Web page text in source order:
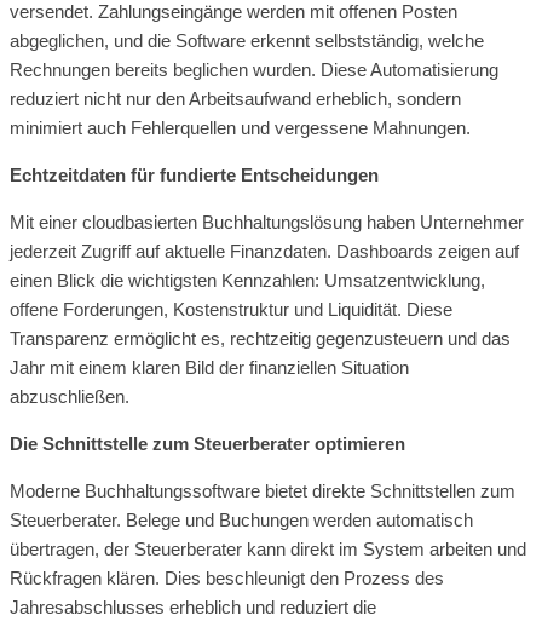
versendet. Zahlungseingänge werden mit offenen Posten
abgeglichen, und die Software erkennt selbstständig, welche
Rechnungen bereits beglichen wurden. Diese Automatisierung
reduziert nicht nur den Arbeitsaufwand erheblich, sondern
minimiert auch Fehlerquellen und vergessene Mahnungen.
Echtzeitdaten für fundierte Entscheidungen
Mit einer cloudbasierten Buchhaltungslösung haben Unternehmer
jederzeit Zugriff auf aktuelle Finanzdaten. Dashboards zeigen auf
einen Blick die wichtigsten Kennzahlen: Umsatzentwicklung,
offene Forderungen, Kostenstruktur und Liquidität. Diese
Transparenz ermöglicht es, rechtzeitig gegenzusteuern und das
Jahr mit einem klaren Bild der finanziellen Situation
abzuschließen.
Die Schnittstelle zum Steuerberater optimieren
Moderne Buchhaltungssoftware bietet direkte Schnittstellen zum
Steuerberater. Belege und Buchungen werden automatisch
übertragen, der Steuerberater kann direkt im System arbeiten und
Rückfragen klären. Dies beschleunigt den Prozess des
Jahresabschlusses erheblich und reduziert die